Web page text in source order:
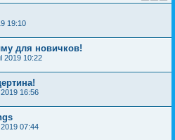
19:10
для новичков!
2019 10:22
16:56
07:44